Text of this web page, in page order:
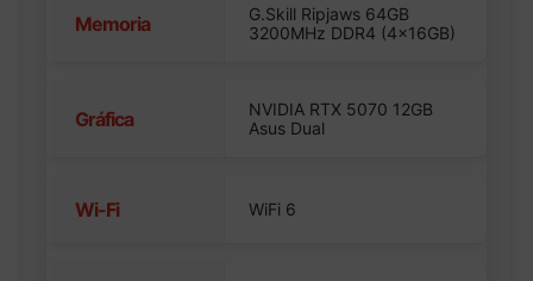
Memoria
G.Skill Ripjaws 64GB
3200MHz DDR4 (4x16GB)
Gráfica
NVIDIA RTX 5070 12GB
Asus Dual
Wi-Fi WiFi 6